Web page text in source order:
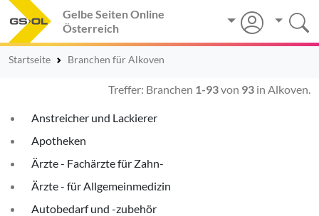
Gelbe Seiten Online
Österreich
Startseite Branchen für Alkoven
Treffer: Branchen 1-93von 93 in Alkoven.
Anstreicher und Lackierer
Apotheken
Ärzte - Fachärzte für Zahn-
Ärzte - für Allgemeinmedizin
Autobedarf und -zubehör